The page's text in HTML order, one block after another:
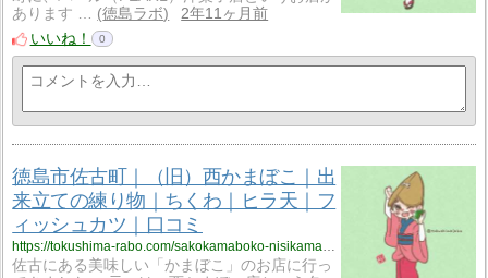
あります …
徳島ラボ
2年11ヶ月前
いいね！
0
徳島市佐古町｜（旧）西かまぼこ｜出
来立ての練り物｜ちくわ｜ヒラ天｜フ
ィッシュカツ｜口コミ
佐古にある美味しい「かまぼこ」のお店に行っ